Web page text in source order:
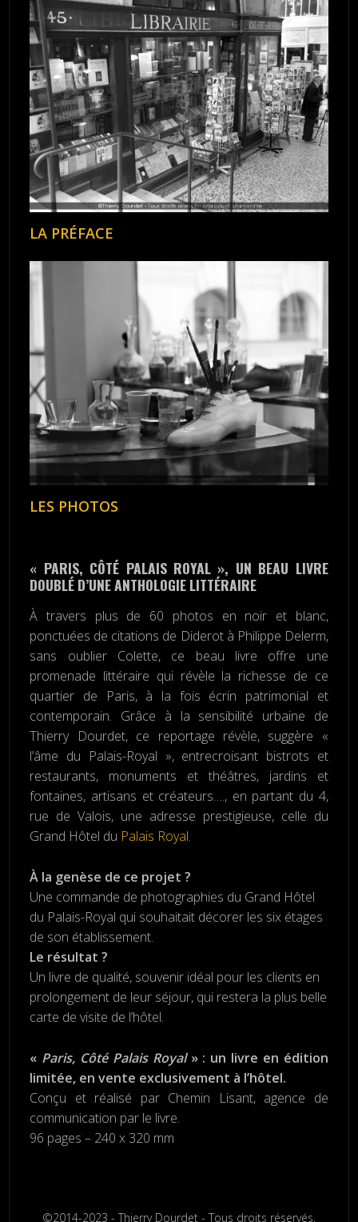
LA PRÉFACE
LES PHOTOS
« PARIS, CÔTÉ PALAIS ROYAL », UN BEAU LIVRE
DOUBLÉ D’UNE ANTHOLOGIE LITTÉRAIRE
À travers plus de 60 photos en noir et blanc,
ponctuées de citations de Diderot à Philippe Delerm,
sans oublier Colette, ce beau livre offre une
promenade littéraire qui révèle la richesse de ce
quartier de Paris, à la fois écrin patrimonial et
contemporain. Grâce à la sensibilité urbaine de
Thierry Dourdet, ce reportage révèle, suggère «
l’âme du Palais-Royal », entrecroisant bistrots et
restaurants, monuments et théâtres, jardins et
fontaines, artisans et créateurs…., en partant du 4,
rue de Valois, une adresse prestigieuse, celle du
Grand Hôtel du Palais Royal.
À la genèse de ce projet ?
Une commande de photographies du Grand Hôtel
du Palais-Royal qui souhaitait décorer les six étages
de son établissement.
Le résultat ?
Un livre de qualité, souvenir idéal pour les clients en
prolongement de leur séjour, qui restera la plus belle
carte de visite de l’hôtel.
« Paris, Côté Palais Royal » : un livre en édition
limitée, en vente exclusivement à l’hôtel.
Conçu et réalisé par Chemin Lisant, agence de
communication par le livre.
96 pages – 240 x 320 mm
©2014-2023 - Thierry Dourdet - Tous droits réservés,